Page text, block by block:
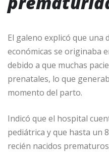
El galeno explicó que una
económicas se originaba
debido a que muchas
prenatales, lo que
momento del parto.
Indicó que el hospital
pediátrica y que hasta un
recién nacidos